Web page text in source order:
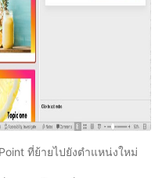
ที่ย้ายไปยังตำแหน่งใหม่